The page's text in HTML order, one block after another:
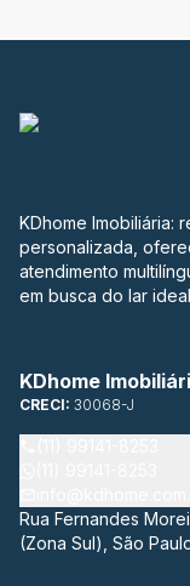
KDhome Imobiliária:
personalizada,
atendimento
em busca do lar
KDhome
CRECI: 30068-J
Rua Fernandes
(Zona Sul), São